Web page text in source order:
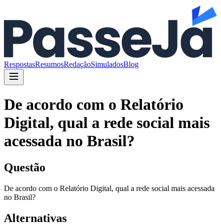
RespostasResumosRedaçãoSimuladosBlog
De acordo com o Relatório
Digital, qual a rede social mais
acessada no Brasil?
Questão
De acordo com o Relatório Digital, qual a rede social mais acessada
no Brasil?
Alternativas